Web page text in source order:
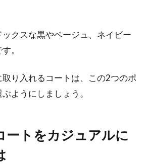
最強のアウター」と称されるダウンアウター
は、様々なブランドが存在します。その中で
、高品...
ーンズ選びは何基準？オシャレ女
ジュアルファッションを代表するジーンズ。
では、誰でも一本は持っている国民的ボトム
クスな黒やベージュ、ネイビー
。
り入れるコートは、この2つのポ
ようにしましょう。
ートをカジュアルに